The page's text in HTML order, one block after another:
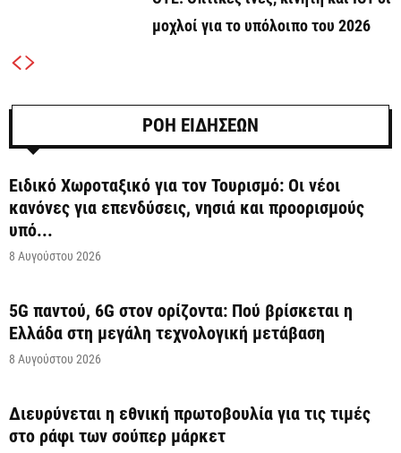
μοχλοί για το υπόλοιπο του 2026
ΡΟΗ ΕΙΔΗΣΕΩΝ
Ειδικό Χωροταξικό για τον Τουρισμό: Οι νέοι
κανόνες για επενδύσεις, νησιά και προορισμούς
υπό...
8 Αυγούστου 2026
5G παντού, 6G στον ορίζοντα: Πού βρίσκεται η
Ελλάδα στη μεγάλη τεχνολογική μετάβαση
8 Αυγούστου 2026
Διευρύνεται η εθνική πρωτοβουλία για τις τιμές
στο ράφι των σούπερ μάρκετ